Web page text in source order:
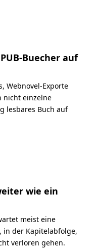
Buecher auf
Webnovel-Exporte
nicht einzelne
lesbares Buch auf
wie ein
meist eine
in der Kapitelabfolge,
verloren gehen.